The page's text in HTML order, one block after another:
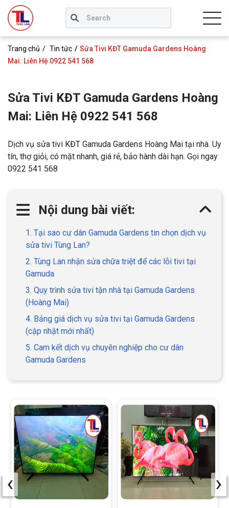
Trang chủ Tin tức
Sửa Tivi KĐT Gamuda Gardens Hoàng
Mai: Liên Hệ 0922 541 568
Sửa Tivi KĐT Gamuda Gardens Hoàng
Mai: Liên Hệ 0922 541 568
Dịch vụ sửa tivi KĐT Gamuda Gardens Hoàng Mai tại nhà. Uy
tín, thợ giỏi, có mặt nhanh, giá rẻ, bảo hành dài hạn. Gọi ngay
0922 541 568
Nội dung bài viết:
1. Tại sao cư dân Gamuda Gardens tin chọn dịch vụ
sửa tivi Tùng Lan?
2. Tùng Lan nhận sửa chữa triệt để các lỗi tivi tại
Gamuda
3. Quy trình sửa tivi tận nhà tại Gamuda Gardens
(Hoàng Mai)
4. Bảng giá dịch vụ sửa tivi tại Gamuda Gardens
(cập nhật mới nhất)
5. Cam kết dịch vụ chuyên nghiệp cho cư dân
Gamuda Gardens
‹ ›